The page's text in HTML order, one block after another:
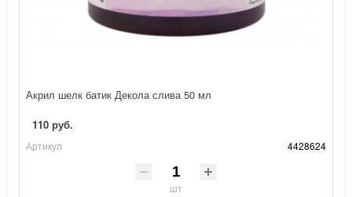
Акрил шелк батик Декола слива 50 мл
110 руб.
Артикул 4428624
шт